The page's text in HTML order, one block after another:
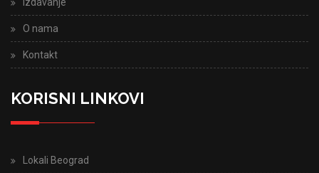
O nama
Kontakt
KORISNI LINKOVI
Lokali Beograd